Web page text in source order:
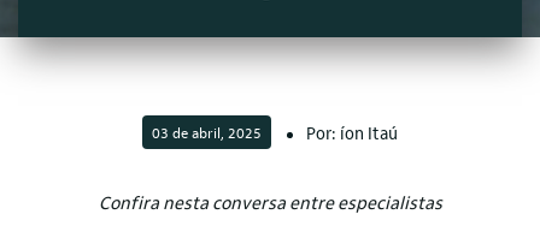
03 de abril, 2025 Por: íon Itaú
Confira nesta conversa entre especialistas